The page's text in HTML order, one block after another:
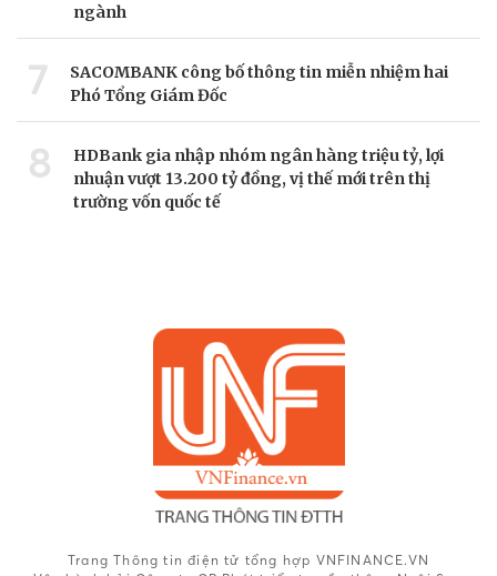
ngành
7
SACOMBANK công bố thông tin miễn nhiệm hai
Phó Tổng Giám Đốc
8
HDBank gia nhập nhóm ngân hàng triệu tỷ, lợi
nhuận vượt 13.200 tỷ đồng, vị thế mới trên thị
trường vốn quốc tế
Trang Thông tin điện tử tổng hợp VNFINANCE.VN